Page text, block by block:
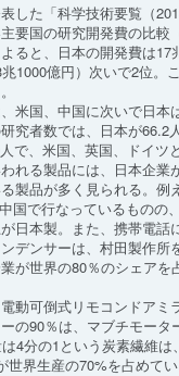
した「科学技術要覧（
要国の研究開発費の比較
ると、日本の開発費は17
1000億円）次いで2位。
米国、中国に次いで日本
究者数では、日本が66.2
で、米国、英国、ドイツと
れる製品には、日本企業
製品が多く見られる。例
国で行なっているものの
日本製。また、携帯電話
デンサーは、村田製作所
が世界の80％のシェアを
動可倒式リモコンドアミ
の90％は、マブチモータ
4分の1という炭素繊維
世界生産の70%を占めてい